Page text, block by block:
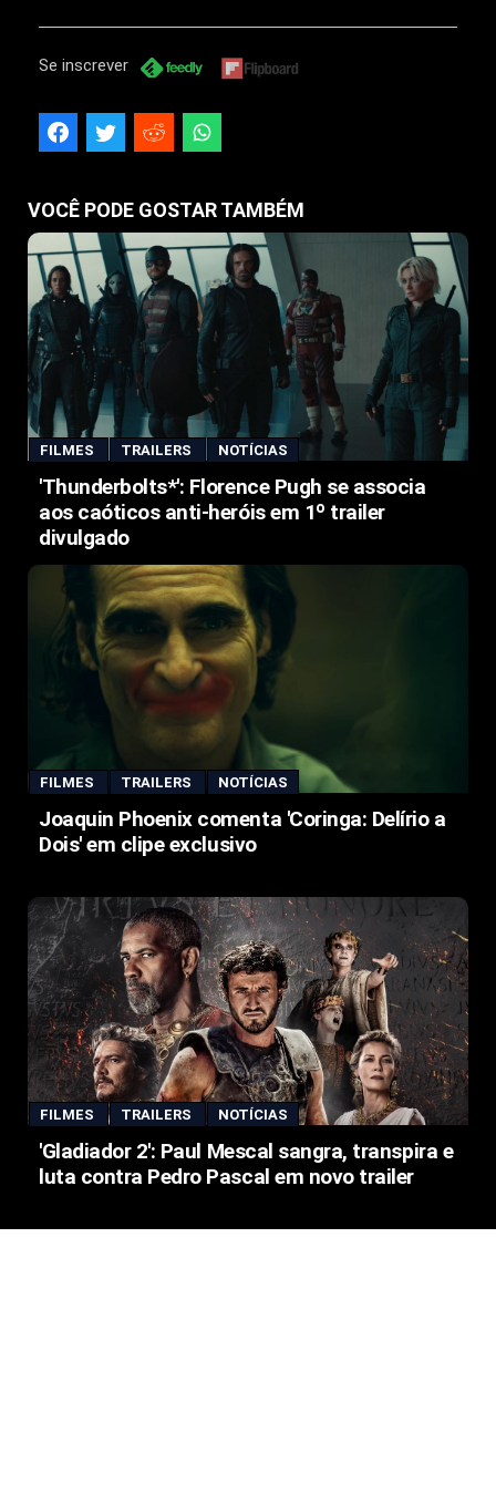
Se inscrever
VOCÊ PODE GOSTAR TAMBÉM
FILMES TRAILERS NOTÍCIAS
'Thunderbolts*': Florence Pugh se associa
aos caóticos anti-heróis em 1º trailer
divulgado
FILMES TRAILERS NOTÍCIAS
Joaquin Phoenix comenta 'Coringa: Delírio a
Dois' em clipe exclusivo
FILMES TRAILERS NOTÍCIAS
'Gladiador 2': Paul Mescal sangra, transpira e
luta contra Pedro Pascal em novo trailer